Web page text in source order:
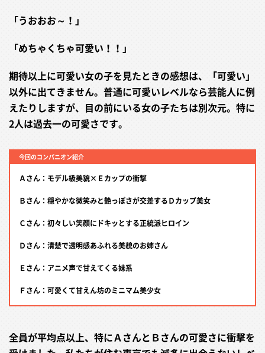
「うおおお～！」
「めちゃくちゃ可愛い！！」
期待以上に可愛い女の子を見たときの感想は、「可愛い」
以外に出てきません。普通に可愛いレベルなら芸能人に例
えたりしますが、目の前にいる女の子たちは別次元。特に
2人は過去一の可愛さです。
今回のコンパニオン紹介
Ａさん：モデル級美貌×Ｅカップの衝撃
Ｂさん：穏やかな微笑みと艶っぽさが交差するＤカップ美女
Ｃさん：初々しい笑顔にドキッとする正統派ヒロイン
Ｄさん：清楚で透明感あふれる美貌のお姉さん
Ｅさん：アニメ声で甘えてくる妹系
Ｆさん：可愛くて甘えん坊のミニマム美少女
全員が平均点以上、特にＡさんとＢさんの可愛さに衝撃を